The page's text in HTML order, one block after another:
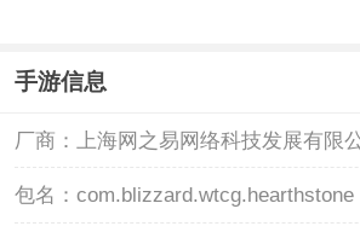
手游信息
厂商： 上海网之易网络科技发展有限
包名： com.blizzard.wtcg.hearthstone